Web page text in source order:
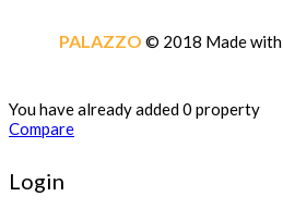
PALAZZO © 2018 Made with
You have already added 0 property
Compare
Login